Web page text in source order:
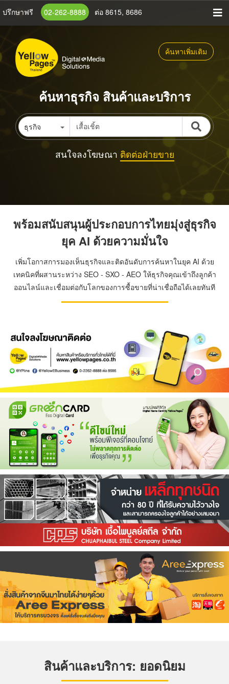
ข้าม
เนื้อหา
หลัก
ปรึกษาฟรี 02-262-8888 ต่อ 8615, 8686
ค้นหาเพิ่มเติม
ค้นหาธุรกิจ สินค้าและบริการ
ธุรกิจ
สนใจลงโฆษณา ติดต่อฝ่ายขาย
พร้อมสนับสนุนผู้ประกอบการไทยมุ่งสู่ธุรกิจ
ยุค AI ด้วยความมั่นใจ
เพิ่มโอกาสการมองเห็นธุรกิจและติดอันดับการค้นหาในยุค AI ด้วย
เทคนิคที่ผสานระหว่าง SEO - SXO - AEO ให้ธุรกิจคุณเข้าถึงลูกค้า
ออนไลน์และเชื่อมต่อกับโลกของการซื้อขายที่น่าเชื่อถือได้เลยทันที
สินค้าและบริการ: ยอดนิยม